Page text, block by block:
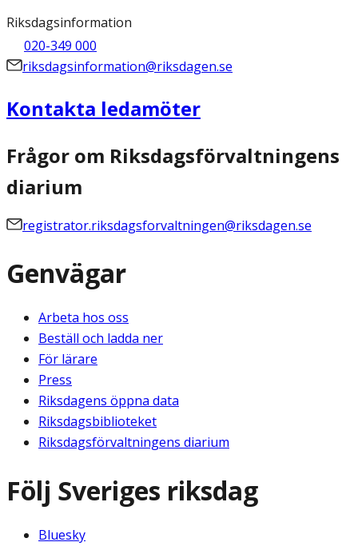
Riksdagsinformation
020-349 000
riksdagsinformation@riksdagen.se
Kontakta ledamöter
Frågor om Riksdagsförvaltningens
diarium
registrator.riksdagsforvaltningen@riksdagen.se
Genvägar
Arbeta hos oss
Beställ och ladda ner
För lärare
Press
Riksdagens öppna data
Riksdagsbiblioteket
Riksdagsförvaltningens diarium
Följ Sveriges riksdag
Bluesky